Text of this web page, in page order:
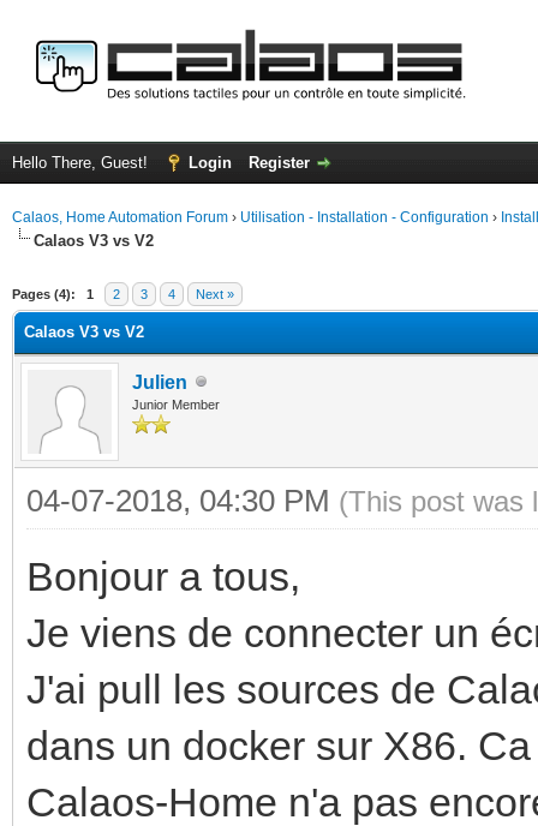
Hello There, Guest! Login Register
Calaos, Home Automation Forum › Utilisation - Installation - Configuration ›
Calaos V3 vs V2
Pages (4): 1 2 3 4 Next »
Calaos V3 vs V2
Julien
Junior Member
04-07-2018, 04:30 PM (This post was
Bonjour a tous,
Je viens de connecter un
J'ai pull les sources de
dans un docker sur X86.
Calaos-Home n'a pas